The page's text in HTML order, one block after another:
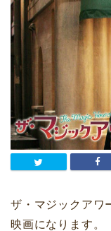
ザ・マジックアワ
映画になります。